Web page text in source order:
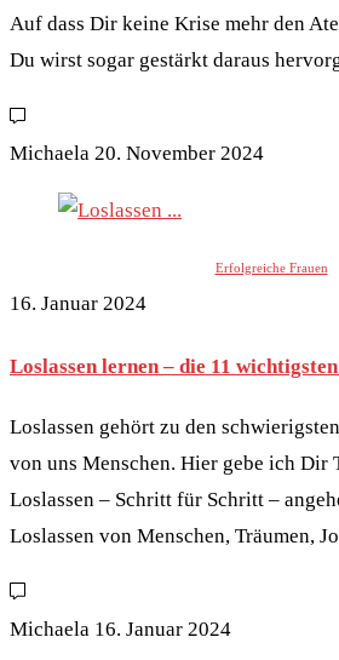
Auf dass Dir keine Krise mehr den
Du wirst sogar gestärkt daraus
Michaela 20. November 2024
Erfolgreiche Frauen
16. Januar 2024
Loslassen lernen – die 11
Loslassen gehört zu den
von uns Menschen. Hier gebe ich Dir
Loslassen – Schritt für Schritt –
Loslassen von Menschen, Träumen,
Michaela 16. Januar 2024